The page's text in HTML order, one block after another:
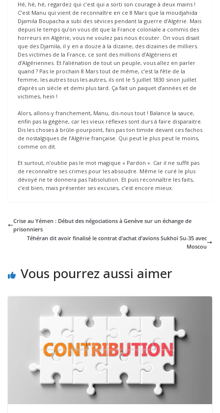
Hé, hé, hé, regardez qui c’est qui a sorti son courage à deux mains !
C’est Manu qui vient de reconnaître en ce 8 Mars que la moudjahida
Djamila Boupacha a subi des sévices pendant la guerre d’Algérie. Mais
depuis le temps qu’on vous dit que la France coloniale a commis des
horreurs en Algérie, vous ne voulez pas nous écouter. On vous disait
que des Djamila, il y en a douze à la dizaine, des dizaines de milliers.
Des victimes de la France, ce sont des millions d’Algériens et
d’Algériennes. Et l’aliénation de tout un peuple, vous allez en parler
quand ? Pas le prochain 8 Mars tout de même, c’est la fête de la
femme, les autres tous les autres, ils ont le 5 juillet 1830 sinon juillet
d’après un siècle et demi plus tard. Ça fait un paquet d’années et de
victimes, hein !
Alors, allons-y franchement, Manu, dis-nous tout ! Balance la sauce,
enfin pas la gégène, car les vieux réflexes sont durs à faire disparaitre.
Dis les choses à brûle-pourpoint, fais pas ton timide devant ces fachos
de nostalgiques de l’Algérie française. Qui peut le plus peut le moins,
comme on dit.
Et surtout, n’oublie pas le mot magique « Pardon ». Car il ne suffit pas
de reconnaître ses crimes pour les absoudre. Même le curé le plus
dévoyé ne te donnera pas l’absolution. Et puis reconnaître les faits,
c’est bien, mais présenter ses excuses, c’est encore mieux.
Crise au Yémen : Début des négociations à Genève sur un échange de
prisonniers
Téhéran dit avoir finalisé le contrat d’achat d’avions Sukhoï Su-35 avec
Moscou
Vous pourrez aussi aimer